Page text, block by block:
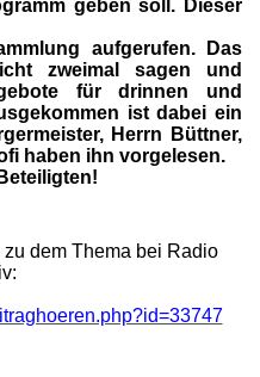
geben soll. Dieser
aufgerufen. Das
zweimal sagen und
für drinnen und
ist dabei ein
Herrn Büttner,
haben ihn vorgelesen.
dem Thema bei Radio